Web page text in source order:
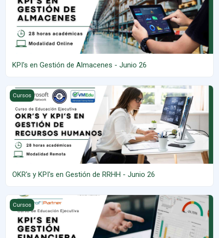
KPI's en Gestión de Almacenes - Junio 26
OKR's y KPI's en Gestión de RRHH - Junio 26
Cursos
OKR's y KPI's en Gestión de RRHH - Junio 26
KPI's en Gestión Financiera - Junio 26
Cursos